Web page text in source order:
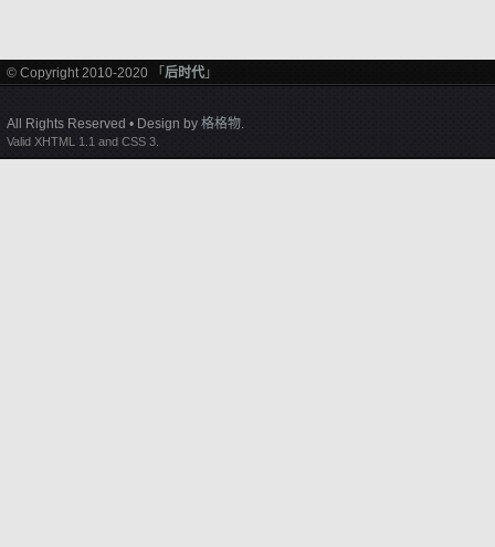
© Copyright 2010-2020 「 后时代 」
All Rights Reserved • Design by 格格物.
Valid XHTML 1.1 and CSS 3.